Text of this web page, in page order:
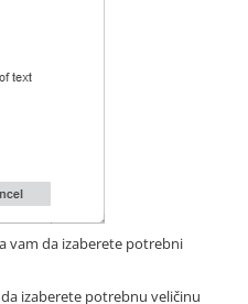
vam da izaberete potrebni
izaberete potrebnu veličinu